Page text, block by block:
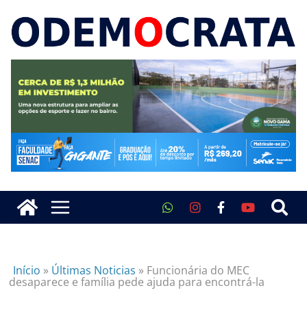
Início » Últimas Noticias » Funcionária do MEC
desaparece e família pede ajuda para encontrá-la